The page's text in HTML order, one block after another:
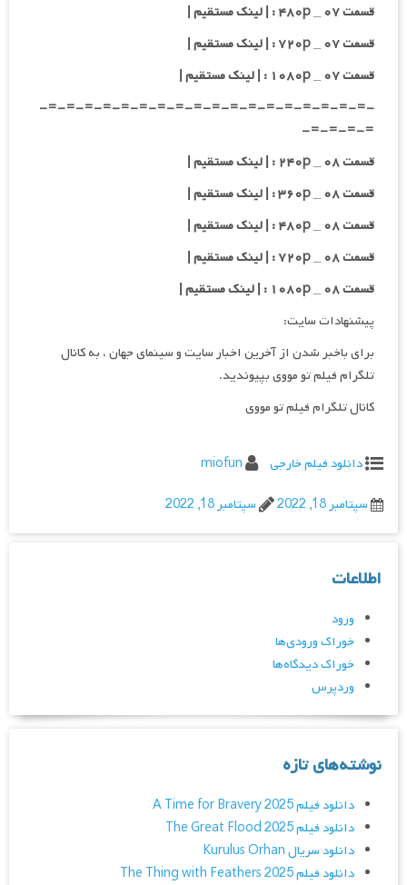
قسمت ۰۷ _ ۴۸۰p : | لینک مستقیم |
قسمت ۰۷ _ ۷۲۰p : | لینک مستقیم |
قسمت ۰۷ _ ۱۰۸۰p : | لینک مستقیم |
-=-=-=-=-=-=-=-=-=-=-=-=-=-=-=-=-=-=-
=-=-=-=-
قسمت ۰۸ _ ۲۴۰p : | لینک مستقیم |
قسمت ۰۸ _ ۳۶۰p : | لینک مستقیم |
قسمت ۰۸ _ ۴۸۰p : | لینک مستقیم |
قسمت ۰۸ _ ۷۲۰p : | لینک مستقیم |
قسمت ۰۸ _ ۱۰۸۰p : | لینک مستقیم |
پیشنهادات سایت:
برای باخبر شدن از آخرین اخبار سایت و سینمای جهان ، به کانال
تلگرام فیلم تو مووی بپیوندید.
کانال تلگرام فیلم تو مووی
دانلود فیلم خارجی
miofun
سپتامبر 18, 2022
سپتامبر 18, 2022
اطلاعات
ورود
خوراک ورودی‌ها
خوراک دیدگاه‌ها
وردپرس
نوشته‌های تازه
دانلود فیلم A Time for Bravery 2025
دانلود فیلم The Great Flood 2025
دانلود سریال Kurulus Orhan
دانلود فیلم The Thing with Feathers 2025